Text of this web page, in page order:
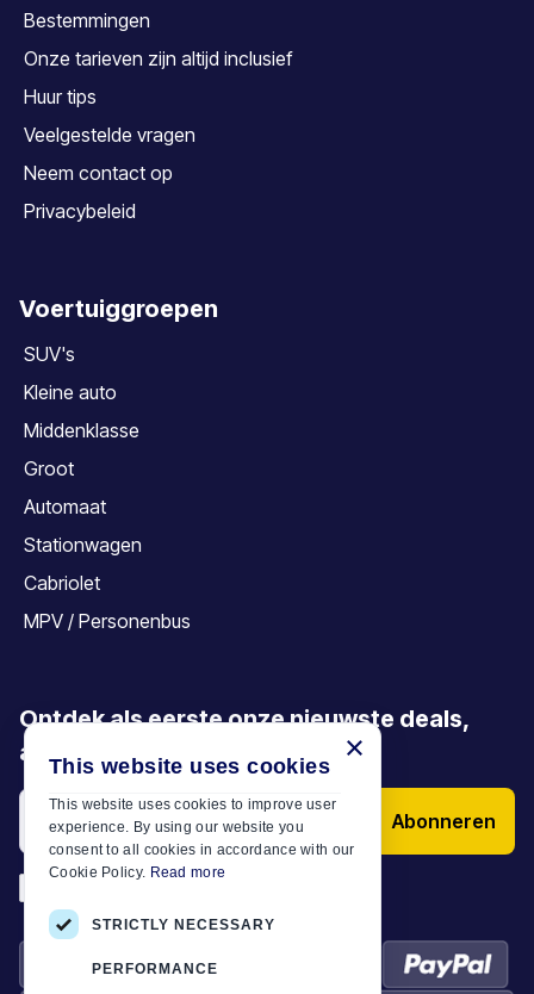
Bestemmingen
Onze tarieven zijn altijd inclusief
Huur tips
Veelgestelde vragen
Neem contact op
Privacybeleid
Voertuiggroepen
SUV's
Kleine auto
Middenklasse
Groot
Automaat
Stationwagen
Cabriolet
MPV / Personenbus
Ontdek als eerste onze nieuwste deals,
aanbiedingen en artikelen
Abonneren
×
This website uses cookies
This website uses cookies to improve user
experience. By using our website you
consent to all cookies in accordance with our
Cookie Policy. Read more
STRICTLY NECESSARY
PERFORMANCE